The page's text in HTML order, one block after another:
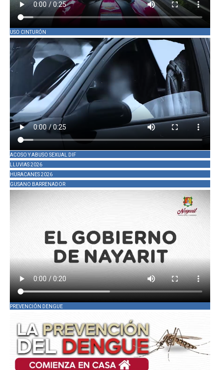
USO CINTURÓN
ACOSO Y ABUSO SEXUAL DIF
LLUVIAS 2026
HURACANES 2026
GUSANO BARRENADOR
PREVENCIÓN DENGUE